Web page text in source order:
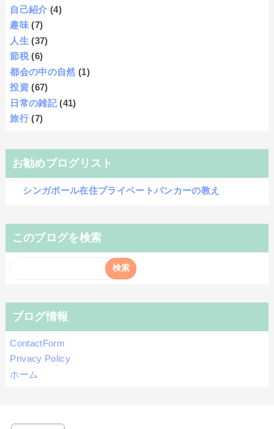
自己紹介 (4)
趣味 (7)
人生 (37)
節税 (6)
都会の中の自然 (1)
投資 (67)
日常の雑記 (41)
旅行 (7)
お勧めブログリスト
シンガポール在住プライベートバンカーの教え
このブログを検索
ブログ情報
ContactForm
Privacy Policy
ホーム